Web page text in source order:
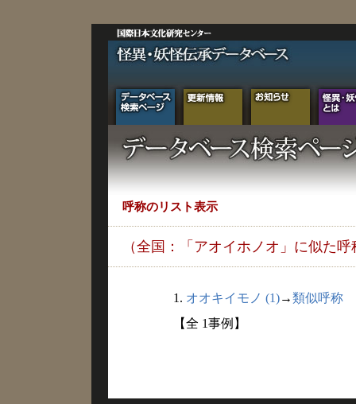
呼称のリスト表示
（全国：「アオイホノオ」に似た呼
1. オオキイモノ (1)→類似呼称
【全 1事例】